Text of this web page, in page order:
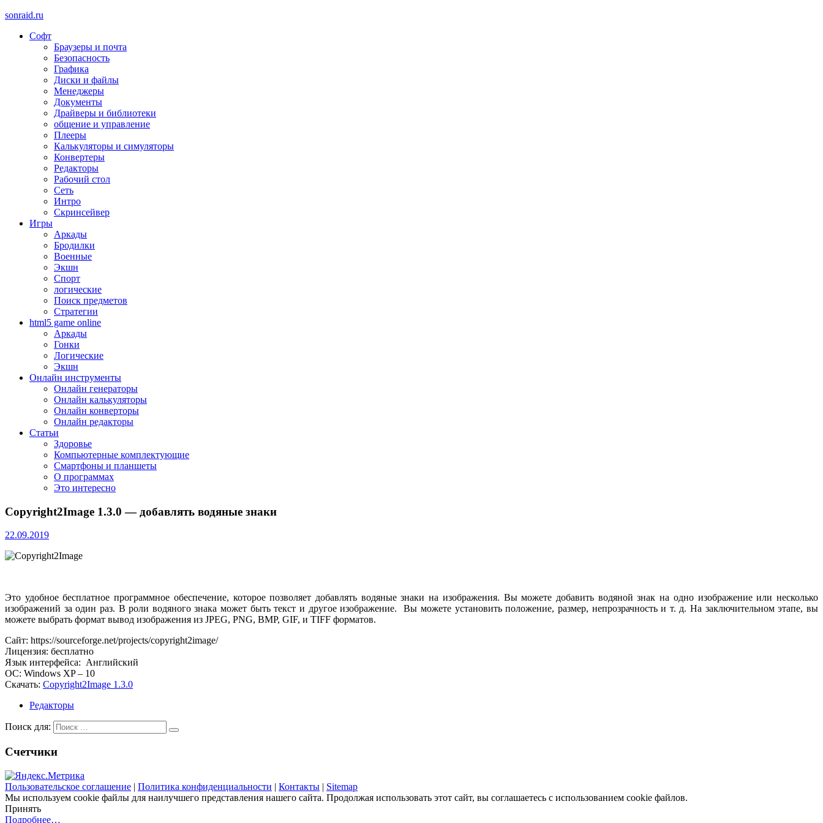
sonraid.ru
Скачивай программы, мини игры
Софт
Браузеры и почта
Безопасность
Графика
Диски и файлы
Менеджеры
Документы
Драйверы и библиотеки
общение и управление
Плееры
Калькуляторы и симуляторы
Конвертеры
Редакторы
Рабочий стол
Сеть
Интро
Скринсейвер
Игры
Аркады
Бродилки
Военные
Экшн
Спорт
логические
Поиск предметов
Стратегии
html5 game online
Аркады
Гонки
Логические
Экшн
Онлайн инструменты
Онлайн генераторы
Онлайн калькуляторы
Онлайн конверторы
Онлайн редакторы
Статьи
Здоровье
Компьютерные комплектующие
Смартфоны и планшеты
О программах
Это интересно
Copyright2Image 1.3.0 — добавлять водяные знаки
22.09.2019
Это удобное бесплатное программное обеспечение, которое позволяет добавлять водяные знаки на изображения. Вы можете добавить водяной знак на одно изображение или несколько
изображений за один раз. В роли водяного знака может быть текст и другое изображение. Вы можете установить положение, размер, непрозрачность и т. д. На заключительном этапе, вы
можете выбрать формат вывод изображения из JPEG, PNG, BMP, GIF, и TIFF форматов.
Сайт: https://sourceforge.net/projects/copyright2image/
Лицензия: бесплатно
Язык интерфейса: Английский
ОС: Windows XP – 10
Скачать: Copyright2Image 1.3.0
Редакторы
Поиск для:
Счетчики
Пользовательское соглашение | Политика конфиденциальности | Контакты | Sitemap
Мы используем cookie файлы для наилучшего представления нашего сайта. Продолжая использовать этот сайт, вы соглашаетесь с использованием cookie файлов.
Принять
Подробнее…